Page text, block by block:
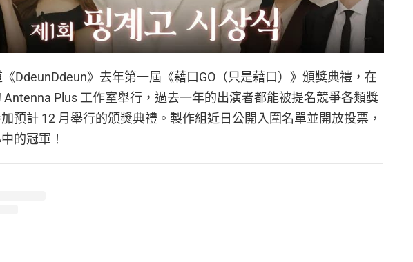
《DdeunDdeun》去年第一屆《藉口GO（只是藉口）》頒獎典禮，在
Antenna Plus 工作室舉行，過去一年的出演者都能被提名競爭各類獎
預計 12 月舉行的頒獎典禮。製作組近日公開入圍名單並開放投票，
的冠軍！